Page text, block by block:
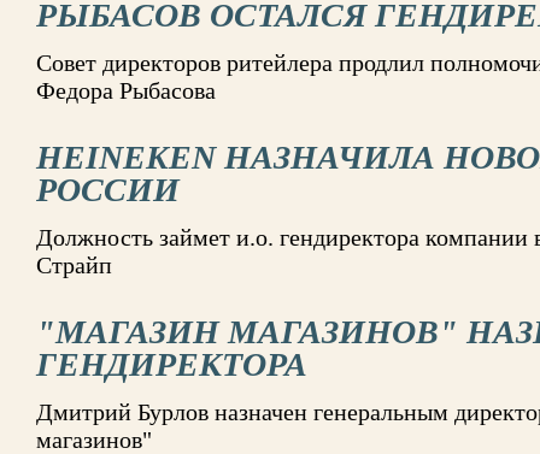
РЫБАСОВ ОСТАЛСЯ
Совет директоров ритейлера продлил
Федора Рыбасова
HEINEKEN НАЗНАЧИЛА
РОССИИ
Должность займет и.о. гендиректора
Страйп
"МАГАЗИН МАГАЗИНОВ"
ГЕНДИРЕКТОРА
Дмитрий Бурлов назначен генеральным
магазинов"